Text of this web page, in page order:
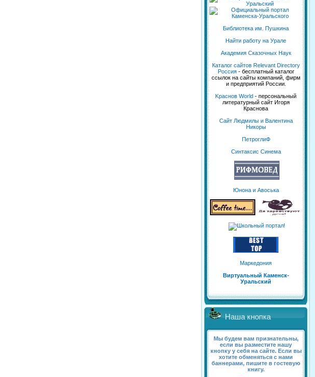
Библиотека им. Пушкина
Найти работу на Урале
Академия Сказочных Наук
Каталог сайтов Relevant Directory
Россия- бесплатный каталог
ссылок на сайты компаний, фирм
и предприятий России.
Kраснов World - персональный
литературный сайт Игоря
Краснова
Сайт Людмилы и Валентина
Никоры
ПетроглиФ
Синтаксис Синема
Юнона и Авоська
Маркедония
Виртуальный Каменск-
Уральский
Наша кнопка
Мы будем вам признательны,
если вы разместите нашу
кнопку у себя на сайте. Если вы
хотите обменяться с нами
баннерами, пишите в гостевую
книгу.